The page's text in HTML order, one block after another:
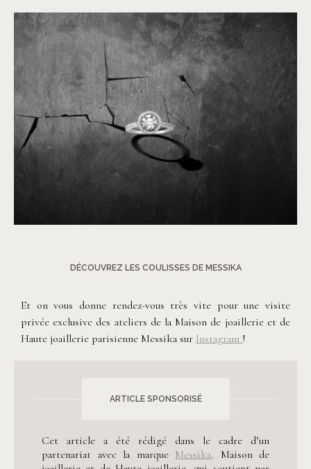
DÉCOUVREZ LES COULISSES DE MESSIKA
Et on vous donne rendez-vous très vite pour une visite
privée exclusive des ateliers de la Maison de joaillerie et de
Haute joaillerie parisienne Messika sur Instagram !
ARTICLE SPONSORISÉ
Cet article a été rédigé dans le cadre d’un
partenariat avec la marque Messika, Maison de